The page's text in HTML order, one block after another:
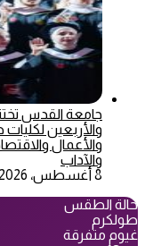
جامعة القدس
والأربعين
والأعمال
والآداب
8 أغسطس، 2026
حالة الطقس
طولكرم
غيوم متفرقة